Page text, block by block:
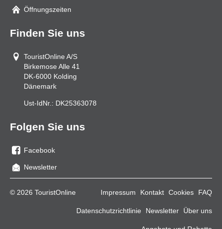
Mail
Öffnungszeiten
Finden Sie uns
TouristOnline A/S
Birkemose Alle 41
DK-6000 Kolding
Dänemark
Ust-IdNr.: DK25363078
Folgen Sie uns
Sie
uns
Facebook
Newsletter
© 2026 TouristOnline Impressum Kontakt Cookies FAQ
Datenschutzrichtlinie Newsletter Über uns